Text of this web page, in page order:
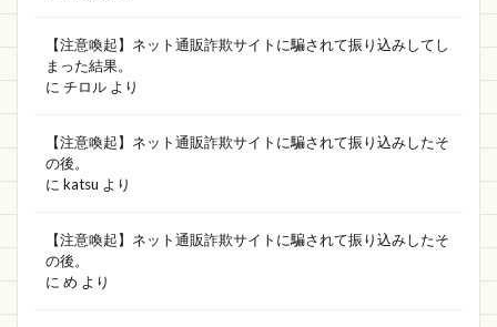
【注意喚起】ネット通販詐欺サイトに騙されて振り込みしてし
まった結果。
に チロル より
【注意喚起】ネット通販詐欺サイトに騙されて振り込みしたそ
の後。
に katsu より
【注意喚起】ネット通販詐欺サイトに騙されて振り込みしたそ
の後。
に め より